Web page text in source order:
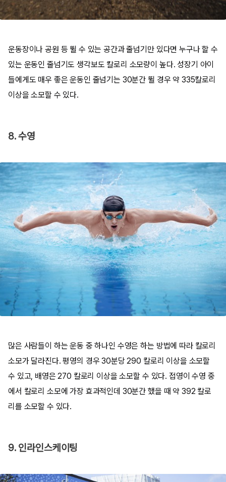
운동장이나 공원 등 뛸 수 있는 공간과 줄넘기만 있다면 누구나 할 수
있는 운동인 줄넘기도 생각보도 칼로리 소모량이 높다. 성장기 아이
들에게도 매우 좋은 운동인 줄넘기는 30분간 뛸 경우 약 335칼로리
이상을 소모할 수 있다.
8. 수영
많은 사람들이 하는 운동 중 하나인 수영은 하는 방법에 따라 칼로리
소모가 달라진다. 평영의 경우 30분당 290 칼로리 이상을 소모할
수 있고, 배영은 270 칼로리 이상을 소모할 수 있다. 접영이 수영 중
에서 칼로리 소모에 가장 효과적인데 30분간 했을 때 약 392 칼로
리를 소모할 수 있다.
9. 인라인스케이팅